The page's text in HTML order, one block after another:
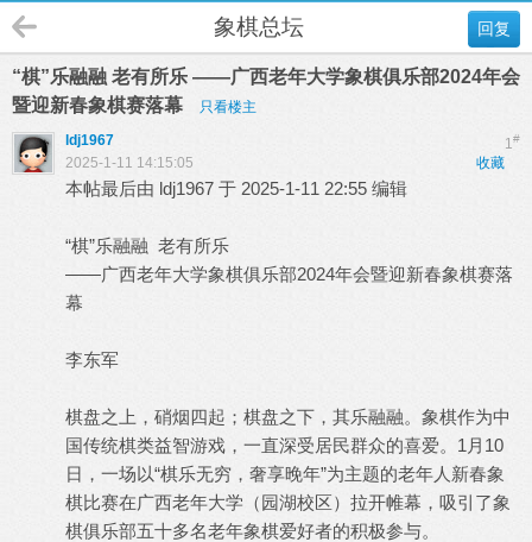
回复
象棋总坛
“棋”乐融融 老有所乐 ——广西老年大学象棋俱乐部2024年会
暨迎新春象棋赛落幕
只看楼主
1#
ldj1967
收藏
2025-1-11 14:15:05
本帖最后由 ldj1967 于 2025-1-11 22:55 编辑
“棋”乐融融 老有所乐
——广西老年大学象棋俱乐部2024年会暨迎新春象棋赛落
幕
李东军
棋盘之上，硝烟四起；棋盘之下，其乐融融。象棋作为中
国传统棋类益智游戏，一直深受居民群众的喜爱。1月10
日，一场以“棋乐无穷，奢享晚年”为主题的老年人新春象
棋比赛在广西老年大学（园湖校区）拉开帷幕，吸引了象
棋俱乐部五十多名老年象棋爱好者的积极参与。